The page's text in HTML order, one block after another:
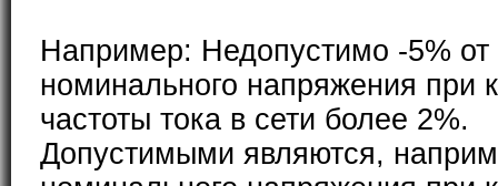
Например: Недопустимо -5% от
номинального напряжения при
частоты тока в сети более 2%.
Допустимыми являются,